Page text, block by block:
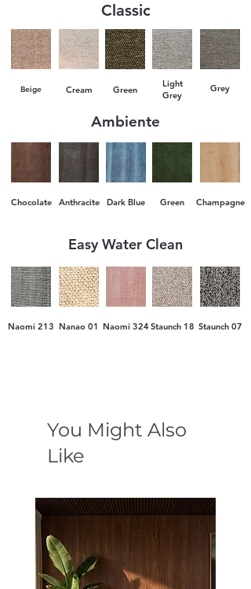
Classic
Beige Cream Green
Light
Grey
Grey
Ambiente
Dark Blue
Anthracite
Chocolate Green Champagne
Easy Water Clean
Staunch 07
Staunch 18
Naomi 324
Nanao 01
Naomi 213
You Might Also
Like